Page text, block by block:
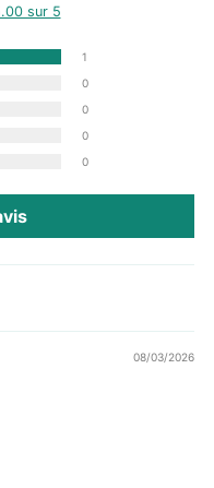
sur 5
1
0
0
0
0
08/03/2026